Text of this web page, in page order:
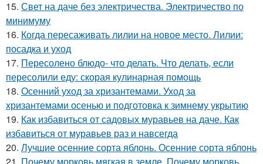
15. Свет на даче без электричества. Электричество по
минимуму
16. Когда пересаживать лилии на новое место. Лилии:
посадка и уход
17. Пересолено блюдо- что делать. Что делать, если
пересолили еду: скорая кулинарная помощь
18. Осенний уход за хризантемами. Уход за
хризантемами осенью и подготовка к зимнему укрытию
19. Как избавиться от садовых муравьев на даче. Как
избавиться от муравьев раз и навсегда
20. Лучшие осенние сорта яблонь. Осенние сорта яблонь